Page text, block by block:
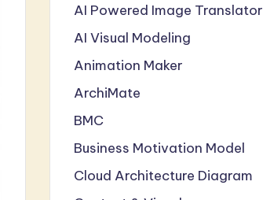
AI Powered Image Translator
AI Visual Modeling
Animation Maker
ArchiMate
BMC
Business Motivation Model
Cloud Architecture Diagram